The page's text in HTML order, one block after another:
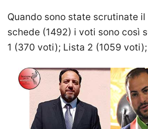
Quando sono state scrutinate il
schede (1492) i voti sono così
1 (370 voti); Lista 2 (1059 voti);